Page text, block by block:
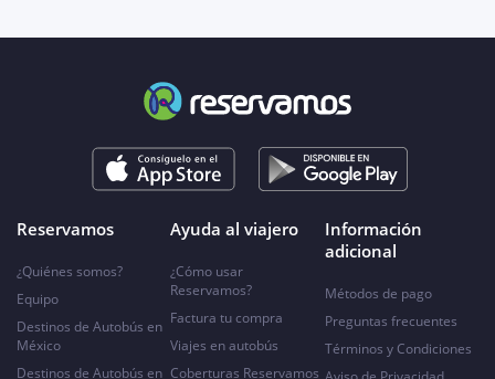
Reservamos
¿Quiénes somos?
Equipo
Destinos de Autobús en
México
Destinos de Autobús en
Ayuda al viajero
¿Cómo usar
Reservamos?
Factura tu compra
Viajes en autobús
Coberturas Reservamos
Información
adicional
Métodos de pago
Preguntas frecuentes
Términos y Condiciones